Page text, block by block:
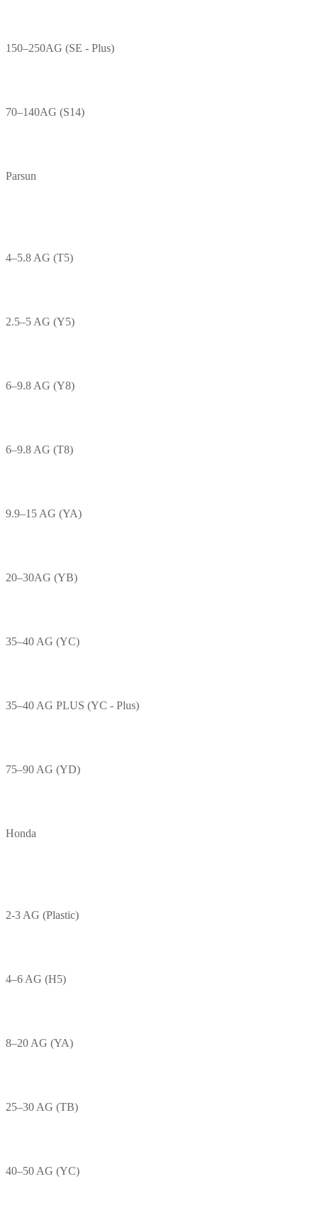
150–250AG (SE - Plus)
70–140AG (S14)
Parsun
4–5.8 AG (T5)
2.5–5 AG (Y5)
6–9.8 AG (Y8)
6–9.8 AG (T8)
9.9–15 AG (YA)
20–30AG (YB)
35–40 AG (YC)
35–40 AG PLUS (YC - Plus)
75–90 AG (YD)
Honda
2-3 AG (Plastic)
4–6 AG (H5)
8–20 AG (YA)
25–30 AG (TB)
40–50 AG (YC)